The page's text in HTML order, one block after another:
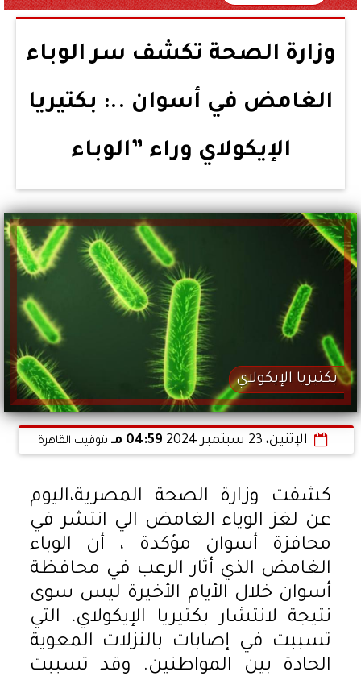
وزارة الصحة تكشف سر الوباء
الغامض في أسوان ..: بكتيريا
الإيكولاي وراء ”الوباء
بكتيريا الإيكولاي
الإثنين، 23 سبتمبر 2024 04:59 مـ بتوقيت القاهرة
كشفت وزارة الصحة المصرية،اليوم
عن لغز الوياء الغامض الي انتشر في
محافزة أسوان مؤكدة ، أن الوباء
الغامض الذي أثار الرعب في محافظة
أسوان خلال الأيام الأخيرة ليس سوى
نتيجة لانتشار بكتيريا الإيكولاي، التي
تسببت في إصابات بالنزلات المعوية
الحادة بين المواطنين. وقد تسببت